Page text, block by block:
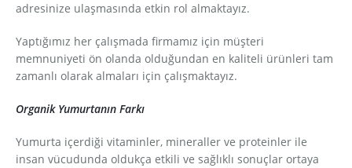
adresinize ulaşmasında etkin rol almaktayız.
Yaptığımız her çalışmada firmamız için müşteri
memnuniyeti ön olanda olduğundan en kaliteli ürünleri tam
zamanlı olarak almaları için çalışmaktayız.
Organik Yumurtanın Farkı
Yumurta içerdiği vitaminler, mineraller ve proteinler ile
insan vücudunda oldukça etkili ve sağlıklı sonuçlar ortaya